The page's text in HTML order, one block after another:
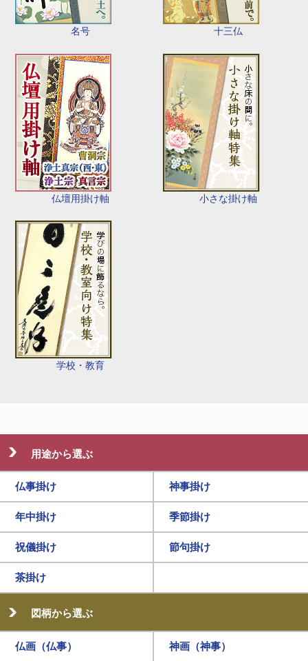
名号 十三仏
仏壇用掛け軸 小さな掛け軸
学校・教育
用途から選ぶ
仏事掛け 神事掛け
年中掛け 季節掛け
祝儀掛け 節句掛け
茶掛け
図柄から選ぶ
仏画（仏事） 神画（神事）